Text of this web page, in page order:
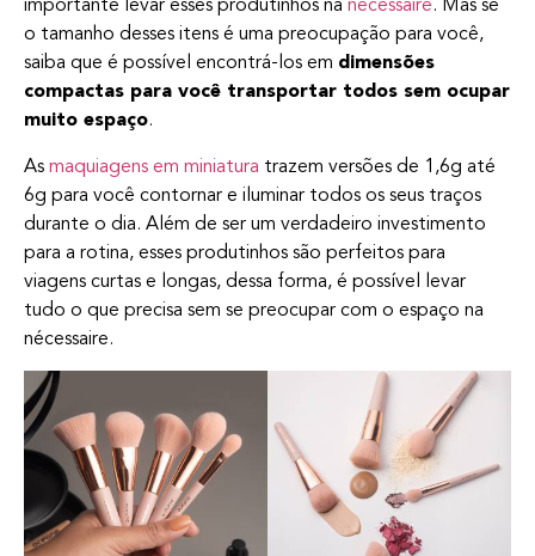
importante levar esses produtinhos na nécessaire. Mas se
o tamanho desses itens é uma preocupação para você,
saiba que é possível encontrá-los em dimensões
compactas para você transportar todos sem ocupar
muito espaço.
As maquiagens em miniatura trazem versões de 1,6g até
6g para você contornar e iluminar todos os seus traços
durante o dia. Além de ser um verdadeiro investimento
para a rotina, esses produtinhos são perfeitos para
viagens curtas e longas, dessa forma, é possível levar
tudo o que precisa sem se preocupar com o espaço na
nécessaire.